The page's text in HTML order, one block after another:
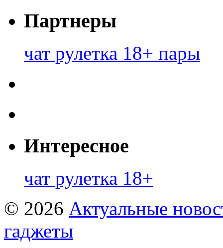
Партнеры
чат рулетка 18+ пары
Интересное
чат рулетка 18+
© 2026 Актуальные
гаджеты